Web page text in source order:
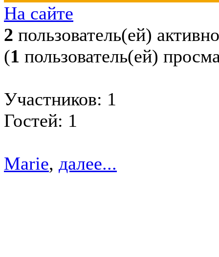
На сайте
2 пользователь(ей) активно
(1 пользователь(ей)
Участников: 1
Гостей: 1
Marie, далее...